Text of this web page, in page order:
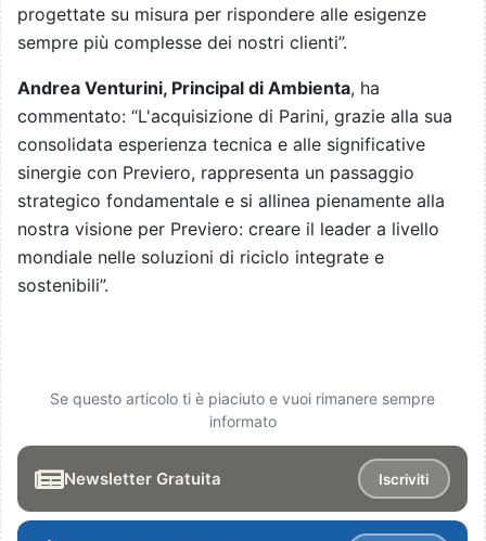
progettate su misura per rispondere alle esigenze
sempre più complesse dei nostri clienti”.
Andrea Venturini, Principal di Ambienta, ha
commentato: “L'acquisizione di Parini, grazie alla sua
consolidata esperienza tecnica e alle significative
sinergie con Previero, rappresenta un passaggio
strategico fondamentale e si allinea pienamente alla
nostra visione per Previero: creare il leader a livello
mondiale nelle soluzioni di riciclo integrate e
sostenibili”.
Se questo articolo ti è piaciuto e vuoi rimanere sempre
informato
Newsletter Gratuita Iscriviti